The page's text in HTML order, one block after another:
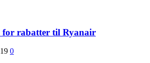
for rabatter til Ryanair
0